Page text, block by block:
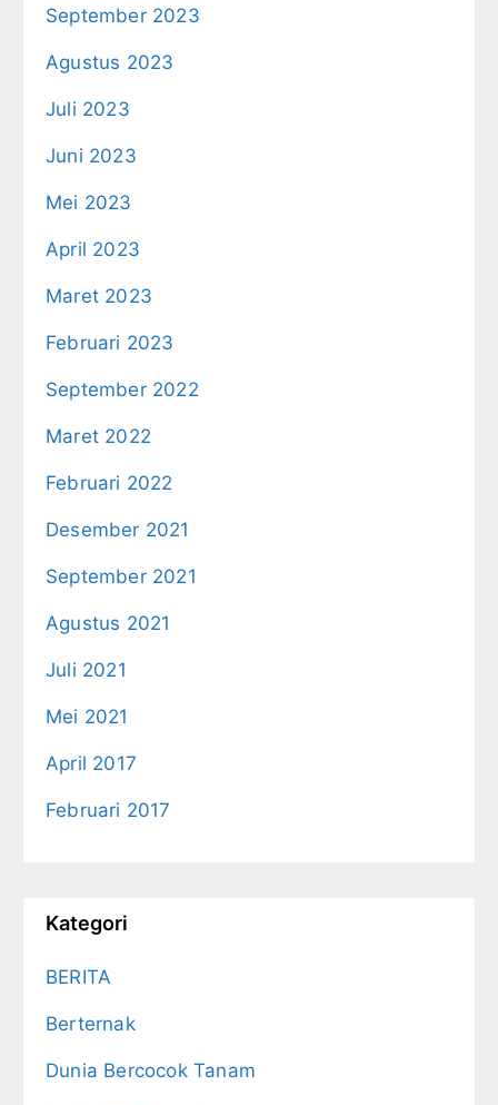
September 2023
Agustus 2023
Juli 2023
Juni 2023
Mei 2023
April 2023
Maret 2023
Februari 2023
September 2022
Maret 2022
Februari 2022
Desember 2021
September 2021
Agustus 2021
Juli 2021
Mei 2021
April 2017
Februari 2017
Kategori
BERITA
Berternak
Dunia Bercocok Tanam